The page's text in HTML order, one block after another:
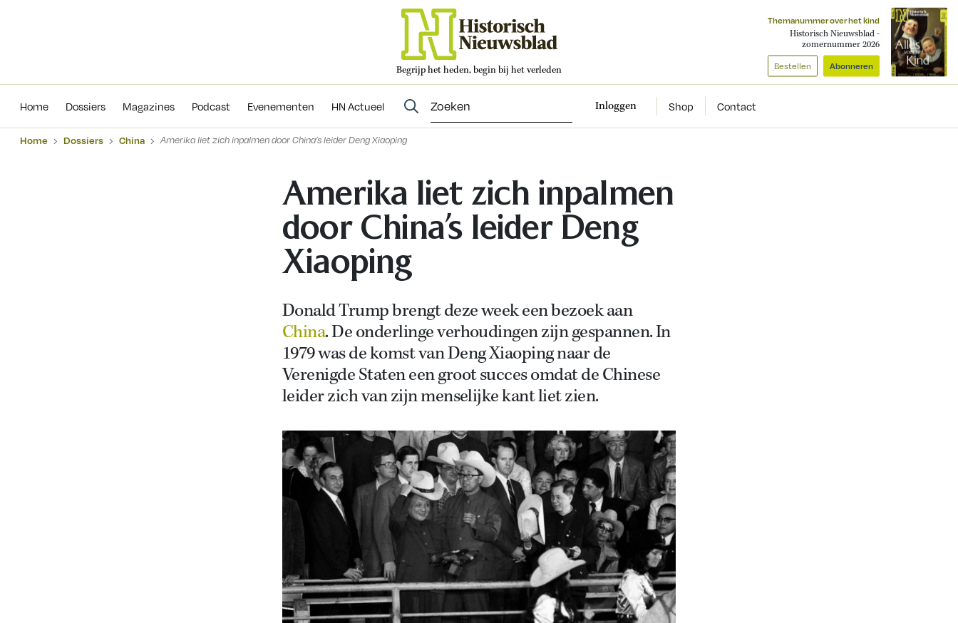
Begrijp het heden, begin bij het verleden
Themanummer over het kind
Historisch Nieuwsblad -
zomernummer 2026
Bestellen Abonneren
Home Dossiers Magazines Podcast Evenementen HN Actueel Inloggen Shop Contact
Evenementen
Home Dossiers China Amerika liet zich inpalmen door China’s leider Deng Xiaoping
Amerika liet zich inpalmen
door China’s leider Deng
Xiaoping
Donald Trump brengt deze week een bezoek aan
China. De onderlinge verhoudingen zijn gespannen. In
1979 was de komst van Deng Xiaoping naar de
Verenigde Staten een groot succes omdat de Chinese
leider zich van zijn menselijke kant liet zien.